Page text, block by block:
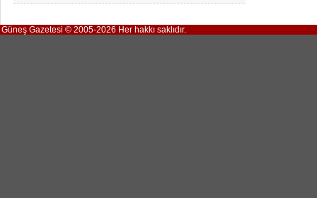
Güneş Gazetesi © 2005-2026 Her hakkı saklıdır.